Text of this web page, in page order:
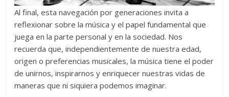
Al final, esta navegación por generaciones invita a
reflexionar sobre la música y el papel fundamental que
juega en la parte personal y en la sociedad. Nos
recuerda que, independientemente de nuestra edad,
origen o preferencias musicales, la música tiene el poder
de unirnos, inspirarnos y enriquecer nuestras vidas de
maneras que ni siquiera podemos imaginar.